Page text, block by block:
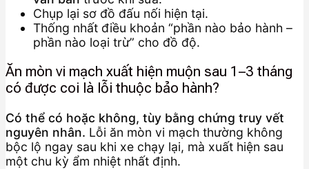
Chụp lại sơ đồ đấu nối hiện tại.
Thống nhất điều khoản “phần nào bảo hành –
phần nào loại trừ” cho đồ độ.
Ăn mòn vi mạch xuất hiện muộn sau 1–3 tháng
có được coi là lỗi thuộc bảo hành?
Có thể có hoặc không, tùy bằng chứng truy vết
nguyên nhân. Lỗi ăn mòn vi mạch thường không
bộc lộ ngay sau khi xe chạy lại, mà xuất hiện sau
một chu kỳ ẩm nhiệt nhất định.